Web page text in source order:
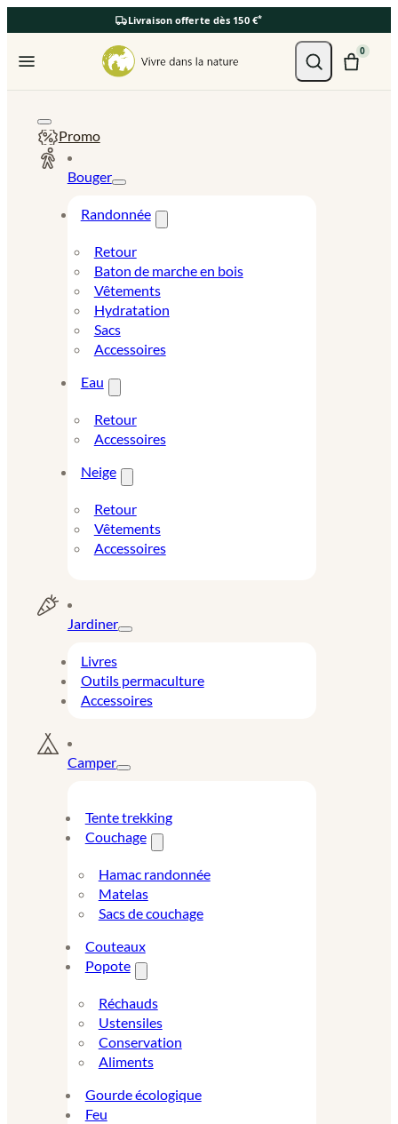
Livraison offerte dès 150 €*
Ouvrir le menu 0
Promo
Bouger
Randonnée
Retour
Baton de marche en bois
Vêtements
Hydratation
Sacs
Accessoires
Eau
Retour
Accessoires
Neige
Retour
Vêtements
Accessoires
Jardiner
Livres
Outils permaculture
Accessoires
Camper
Tente trekking
Couchage
Hamac randonnée
Matelas
Sacs de couchage
Couteaux
Popote
Réchauds
Ustensiles
Conservation
Aliments
Gourde écologique
Feu